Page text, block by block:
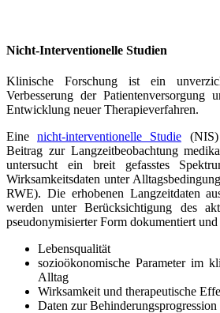
Nicht-Interventionelle Studien
Klinische Forschung ist ein
Verbesserung der Patientenversorgung
Entwicklung neuer Therapieverfahren.
Eine nicht-interventionelle Studie
Beitrag zur Langzeitbeobachtung
untersucht ein breit gefasstes
Wirksamkeitsdaten unter
RWE). Die erhobenen Langzeitdaten
werden unter Berücksichtigung des
pseudonymisierter Form dokumentiert
Lebensqualität
sozioökonomische Parameter im
Alltag
Wirksamkeit und therapeutische
Daten zur Behinderungsprogression